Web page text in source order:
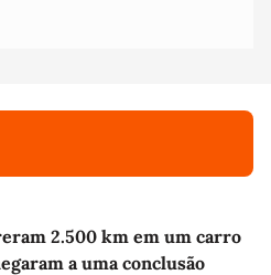
2.500 km em um carro
a uma conclusão